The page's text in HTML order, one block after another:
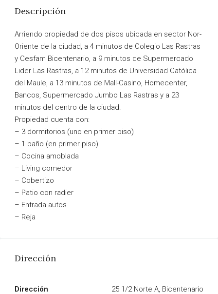
Descripción
Arriendo propiedad de dos pisos ubicada en sector Nor-
Oriente de la ciudad, a 4 minutos de Colegio Las Rastras
y Cesfam Bicentenario, a 9 minutos de Supermercado
Lider Las Rastras, a 12 minutos de Universidad Católica
del Maule, a 13 minutos de Mall-Casino, Homecenter,
Bancos, Supermercado Jumbo Las Rastras y a 23
minutos del centro de la ciudad.
Propiedad cuenta con:
– 3 dormitorios (uno en primer piso)
– 1 baño (en primer piso)
– Cocina amoblada
– Living comedor
– Cobertizo
– Patio con radier
– Entrada autos
– Reja
Dirección
Dirección 25 1/2 Norte A, Bicentenario